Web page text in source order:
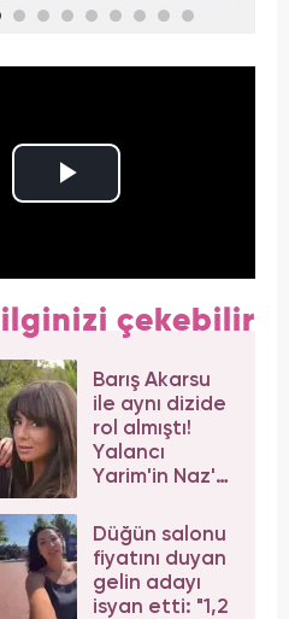
ilginizi çekebilir
Barış Akarsu
ile aynı dizide
rol almıştı!
Yalancı
Yarim'in Naz'ı
beğeni yağdı
Düğün salonu
fiyatını duyan
gelin adayı
isyan etti: "1,2